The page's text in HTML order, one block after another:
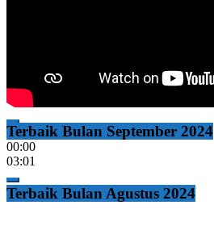
00:00
00:00
03:01
Terbaik Bulan September 2024
Terbaik Bulan Agustus 2024